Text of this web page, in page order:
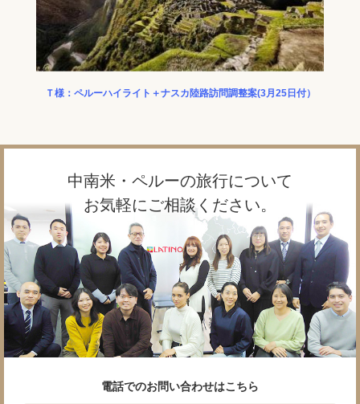
Ｔ様：ペルーハイライト＋ナスカ陸路訪問調整案(3月25日付）
中南米・ペルーの旅行について
お気軽にご相談ください。
電話でのお問い合わせはこちら